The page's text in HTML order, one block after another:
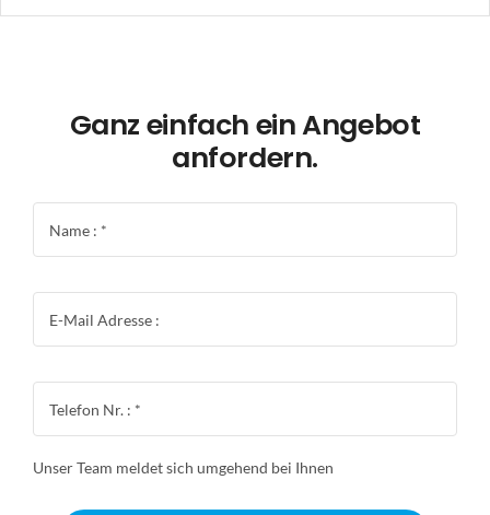
Ganz einfach ein Angebot
anfordern.
Unser Team meldet sich umgehend bei Ihnen